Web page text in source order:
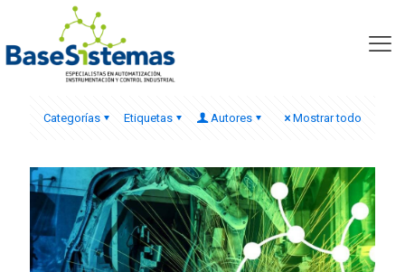
Instalación mecánica
Categorías Etiquetas Autores Mostrar todo